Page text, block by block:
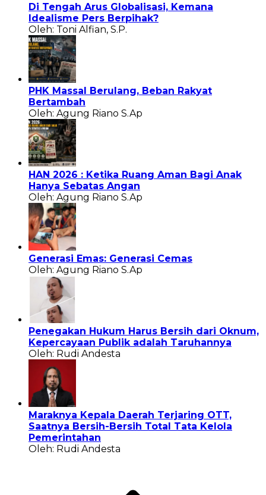
Di Tengah Arus Globalisasi, Kemana
Idealisme Pers Berpihak?
Oleh: Toni Alfian, S.P.
PHK Massal Berulang, Beban Rakyat
Bertambah
Oleh: Agung Riano S.Ap
HAN 2026 : Ketika Ruang Aman Bagi Anak
Hanya Sebatas Angan
Oleh: Agung Riano S.Ap
Generasi Emas: Generasi Cemas
Oleh: Agung Riano S.Ap
Penegakan Hukum Harus Bersih dari Oknum,
Kepercayaan Publik adalah Taruhannya
Oleh: Rudi Andesta
Maraknya Kepala Daerah Terjaring OTT,
Saatnya Bersih-Bersih Total Tata Kelola
Pemerintahan
Oleh: Rudi Andesta